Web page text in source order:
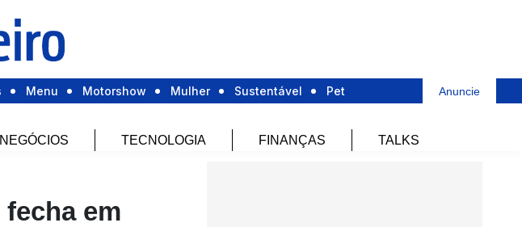
Menu Motorshow Mulher Sustentável Pet Anuncie
NEGÓCIOS TECNOLOGIA FINANÇAS TALKS
em